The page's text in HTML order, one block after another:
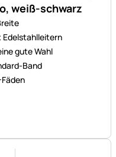
weiß-schwarz
Edelstahlleitern
gute Wahl
Band